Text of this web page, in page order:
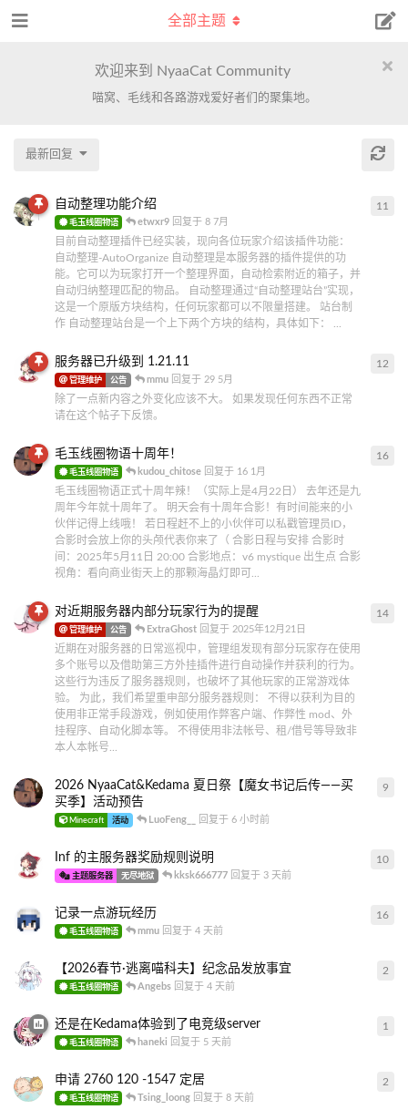
欢迎来到 NyaaCat Community
喵窝、毛线和各路游戏爱好者们的聚集地。
全部主题
最新回复
自动整理功能介绍
毛玉线圈物语 etwxr9 回复于8 7月
目前自动整理插件已经实装，现向各位玩家介绍该插件功能：
自动整理-AutoOrganize 自动整理是本服务器的插件提供的功
能。它可以为玩家打开一个整理界面，自动检索附近的箱子，并
自动归纳整理匹配的物品。 自动整理通过“自动整理站台”实现，
这是一个原版方块结构，任何玩家都可以不限量搭建。 站台制
作 自动整理站台是一个上下两个方块的结构，具体如下： ...
11
服务器已升级到 1.21.11
管理维护 公告 mmu回复于 29 5月
除了一点新内容之外变化应该不大。 如果发现任何东西不正常
请在这个帖子下反馈。
12
毛玉线圈物语十周年！
毛玉线圈物语 kudou_chitose 回复于 16 1月
毛玉线圈物语正式十周年辣！（实际上是4月22日） 去年还是九
周年今年就十周年了。 明天会有十周年合影！有时间能来的小
伙伴记得上线哦！ 若日程赶不上的小伙伴可以私戳管理员ID，
合影时会放上你的头颅代表你来了（ 合影日程与安排 合影时
间：2025年5月11日 20:00 合影地点：v6 mystique 出生点 合影
视角：看向商业街天上的那颗海晶灯即可...
16
对近期服务器内部分玩家行为的提醒
管理维护 公告 ExtraGhost回复于 2025年12月21日
近期在对服务器的日常巡视中，管理组发现有部分玩家存在使用
多个账号以及借助第三方外挂插件进行自动操作并获利的行为。
这些行为违反了服务器规则，也破坏了其他玩家的正常游戏体
验。 为此，我们希望重申部分服务器规则： 不得以获利为目的
使用非正常手段游戏，例如使用作弊客户端、作弊性 mod、外
挂程序、自动化脚本等。 不得使用非法帐号、租/借号等导致非
本人本帐号...
14
2026 NyaaCat&Kedama 夏日祭【魔女书记后传——买
买季】活动预告
Minecraft 活动 LuoFeng__ 回复于 6 小时前
9
Inf 的主服务器奖励规则说明
主题服务器 无尽地狱 kksk666777回复于 3 天前
10
记录一点游玩经历
毛玉线圈物语 mmu 回复于4 天前
16
【2026春节·逃离喵科夫】纪念品发放事宜
毛玉线圈物语 Angebs 回复于4 天前
2
还是在Kedama体验到了电竞级server
毛玉线圈物语 haneki 回复于 5 天前
1
申请 2760 120 -1547 定居
毛玉线圈物语 Tsing_loong 回复于8 天前
2